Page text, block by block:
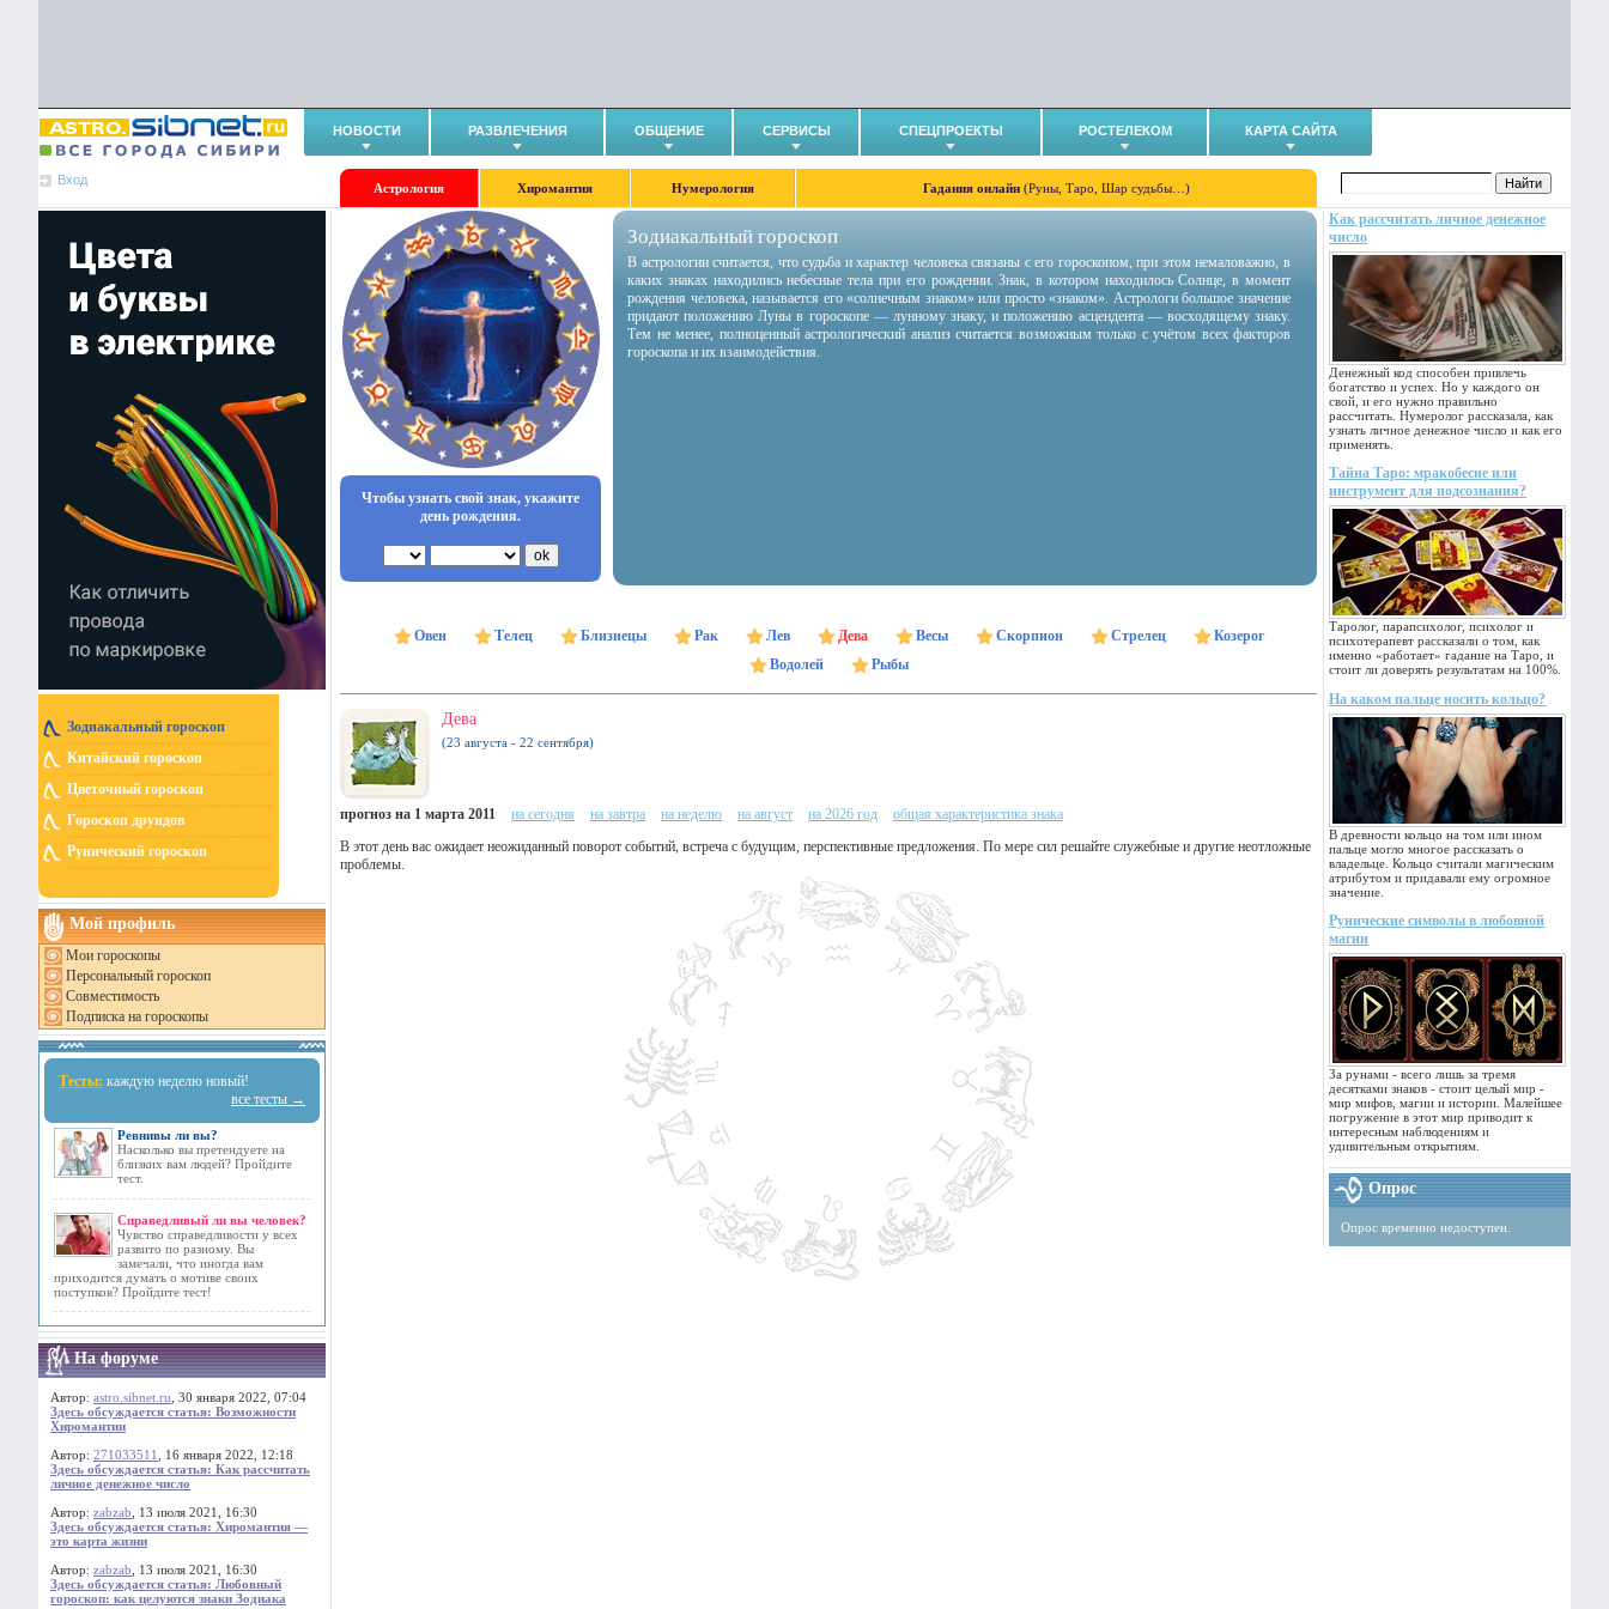
НОВОСТИ РАЗВЛЕЧЕНИЯ ОБЩЕНИЕ СЕРВИСЫ СПЕЦПРОЕКТЫ РОСТЕЛЕКОМ КАРТА САЙТА
Вход
Астрология Хиромантия Нумерология Гадания онлайн (Руны, Таро, Шар судьбы…)
Зодиакальный гороскоп
Китайский гороскоп
Цветочный гороскоп
Гороскоп друидов
Рунический гороскоп
Мой профиль
Мои гороскопы
Персональный гороскоп
Совместимость
Подписка на гороскопы
Тесты: каждую неделю новый!
все тесты →
Ревнивы ли вы?
Насколько вы претендуете на
близких вам людей? Пройдите
тест.
Справедливый ли вы человек?
Чувство справедливости у всех
развито по разному. Вы
замечали, что иногда вам
приходится думать о мотиве своих
поступков? Пройдите тест!
На форуме
Автор: astro.sibnet.ru , 30 января 2022, 07:04
Здесь обсуждается статья: Возможности
Хиромантии
Автор: 271033511
, 16 января 2022, 12:18
Здесь обсуждается статья: Как рассчитать
личное денежное число
Автор: zabzab , 13 июля 2021, 16:30
Здесь обсуждается статья: Хиромантия —
это карта жизни
Автор: zabzab , 13 июля 2021, 16:30
Здесь обсуждается статья: Любовный
гороскоп: как целуются знаки Зодиака
Как рассчитать личное денежное
число
Денежный код способен привлечь
богатство и успех. Но у каждого он
свой, и его нужно правильно
рассчитать. Нумеролог рассказала, как
узнать личное денежное число и как его
применять.
Тайна Таро: мракобесие или
инструмент для подсознания?
Таролог, парапсихолог, психолог и
психотерапевт рассказали о том, как
именно «работает» гадание на Таро, и
стоит ли доверять результатам на 100%.
На каком пальце носить кольцо?
В древности кольцо на том или ином
пальце могло многое рассказать о
владельце. Кольцо считали магическим
атрибутом и придавали ему огромное
значение.
Рунические символы в любовной
магии
За рунами - всего лишь за тремя
десятками знаков - стоит целый мир -
мир мифов, магии и истории. Малейшее
погружение в этот мир приводит к
интересным наблюдениям и
удивительным открытиям.
Опрос
Опрос временно недоступен.
Чтобы узнать свой знак, укажите
день рождения.
Зодиакальный гороскоп
В астрологии считается, что судьба и характер человека связаны с его гороскопом, при этом немаловажно, в
каких знаках находились небесные тела при его рождении. Знак, в котором находилось Солнце, в момент
рождения человека, называется его «солнечным знаком» или просто «знаком». Астрологи большое значение
придают положению Луны в гороскопе — лунному знаку, и положению асцендента — восходящему знаку.
Тем не менее, полноценный астрологический анализ считается возможным только с учётом всех факторов
гороскопа и их взаимодействия.
Овен Телец Близнецы Рак Лев Дева Весы Скорпион Стрелец
Козерог
Водолей
Рыбы
Дева
(23 августа - 22 сентября)
прогноз на 1 марта 2011 на сегодня на завтра на неделю на август на 2026 год
общая характеристика знака
В этот день вас ожидает неожиданный поворот событий, встреча с будущим, перспективные предложения. По мере сил решайте служебные и другие неотложные
проблемы.